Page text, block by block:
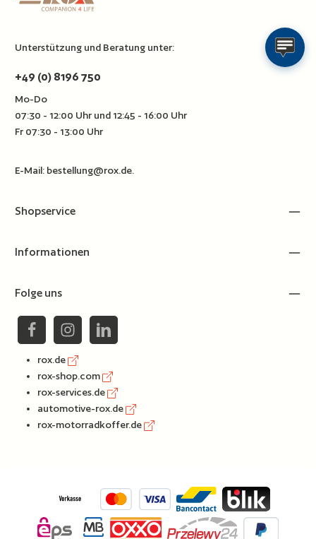
Unterstützung und Beratung unter:
+49 (0) 8196 750
Mo-Do
07:30 - 12:00 Uhr und 12:45 - 16:00 Uhr
Fr 07:30 - 13:00 Uhr
E-Mail: bestellung@rox.de.
Shopservice
Informationen
Folge uns
rox.de
rox-shop.com
rox-services.de
automotive-rox.de
rox-motorradkoffer.de